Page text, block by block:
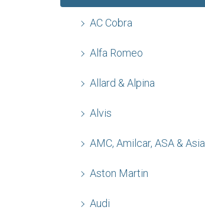
AC Cobra
Alfa Romeo
Allard & Alpina
Alvis
AMC, Amilcar, ASA & Asia
Aston Martin
Audi